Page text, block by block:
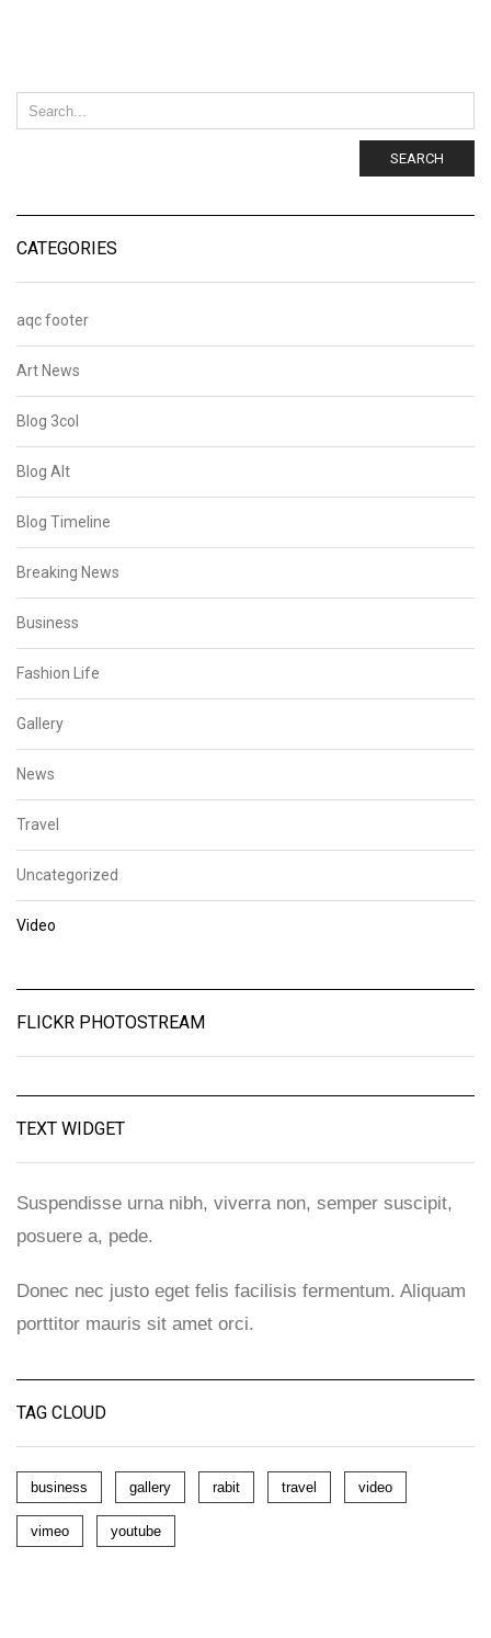
SEARCH
CATEGORIES
aqc footer
Art News
Blog 3col
Blog Alt
Blog Timeline
Breaking News
Business
Fashion Life
Gallery
News
Travel
Uncategorized
Video
FLICKR PHOTOSTREAM
TEXT WIDGET
Suspendisse urna nibh, viverra non, semper suscipit,
posuere a, pede.
Donec nec justo eget felis facilisis fermentum. Aliquam
porttitor mauris sit amet orci.
TAG CLOUD
business gallery rabit travel video
vimeo youtube